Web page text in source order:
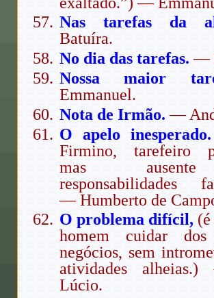
Nas tarefas da
Batuíra.
No dia das tarefas. —
Nossa maior
Emmanuel.
Nota de Irmão. —
O apelo inesperado.
Firmino, tarefeiro
mas
responsabilidades
— Humberto de
O problema difícil,
homem cuidar dos
negócios, sem
atividades
Lúcio.